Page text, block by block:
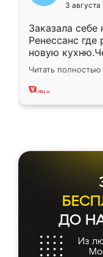
3 августа
Заказала
Ренессанс где
новую
вполне
два года,
Читать полностью
ДО
Из